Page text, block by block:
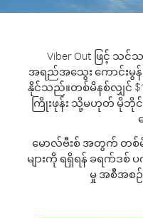
Viber Out ဖြင့် သ
အရည်အသွေး ကောင်းမွန်
နိုင်သည်။တစ်မိနစ်လျှင်
ကြိုးဖုန်း သို့မဟုတ် မိုဘို
မောလ်ဗီးစ် အတွက် တစ်မိ
များကို ရရှိရန် ခရက်ဒစ်
မှု အစီအစ